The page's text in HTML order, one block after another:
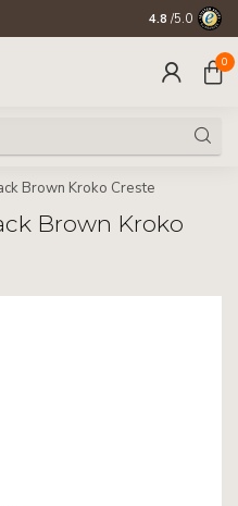
WELTWEITE
4.8 /5.0
0
Brown Kroko Creste
Brown Kroko